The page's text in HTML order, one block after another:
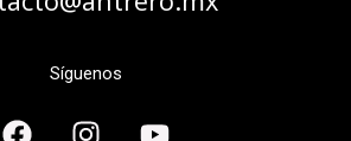
Síguenos